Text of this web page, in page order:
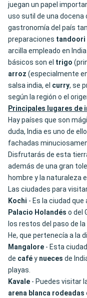
juegan un papel
uso sutil de una
gastronomía del país
preparaciones tandoori
arcilla empleado en
básicos son el trigo
arroz (especialmente
salsa india, el curry, se
según la región o el
Principales lugares de
Hay países que son
duda, India es uno de
fachadas
Disfrutarás de esta
además de una gran
hombre y la naturaleza
Las ciudades para
Kochi - Es la ciudad que
Palacio Holandés o del
los restos del paso de
He, que pertenecía a la
Mangalore - Esta
de caféy nueces de
playas.
Kavale - Puedes visitar
arena blanca